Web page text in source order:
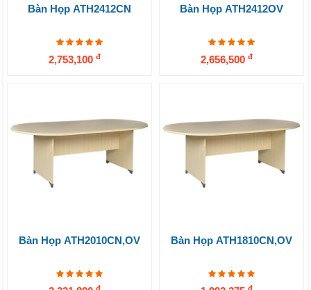
Bàn Họp ATH2412CN
2,753,100 đ
Bàn Họp ATH2412OV
2,656,500 đ
Bàn Họp ATH2010CN,OV
đ
Bàn Họp ATH1810CN,OV
đ